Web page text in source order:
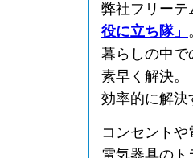
弊社フリーテ
役に立ち隊」
暮らしの中で
素早く解決。
効率的に解決
コンセント
電気器具の